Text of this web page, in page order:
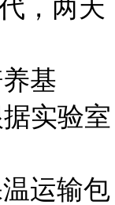
，两天
基
实验室
运输包